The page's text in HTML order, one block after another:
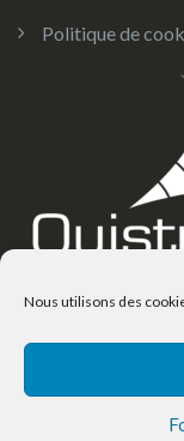
Nous utilisons des
Politique de
© Copyright